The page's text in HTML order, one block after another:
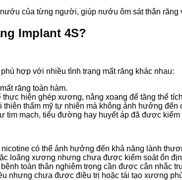
của từng người, giúp nướu ôm sát thân
Implant 4S?
hợp với nhiều tình trạng mất răng khác nhau:
răng toàn hàm.
hiện ghép xương, nâng xoang để tăng thể
thẩm mỹ tự nhiên mà không ảnh hưởng đến
tim mạch, tiểu đường hay huyết áp đã được
có thể ảnh hưởng đến khả năng lành
loãng xương nhưng chưa được kiểm soát ổn
toàn thân nghiêm trọng cần được cân nhắc
nhưng chưa được điều trị hoặc tái tạo xương